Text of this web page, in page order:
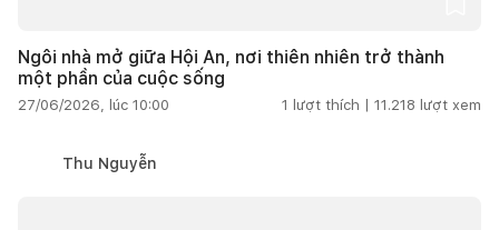
Ngôi nhà mở giữa Hội An, nơi thiên nhiên trở thành
một phần của cuộc sống
27/06/2026, lúc 10:00 1 lượt thích | 11.218 lượt xem
Thu Nguyễn